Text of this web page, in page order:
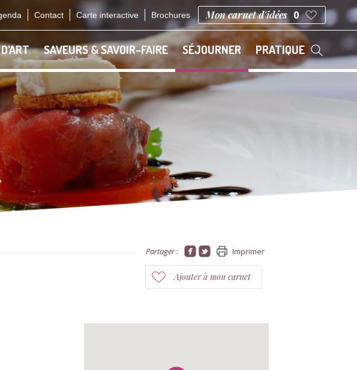
Contact Carte interactive Brochures Mon carnet d'idées 0
SAVEURS & SAVOIR-FAIRE SÉJOURNER PRATIQUE
Partager : Imprimer
Ajouter à mon carnet